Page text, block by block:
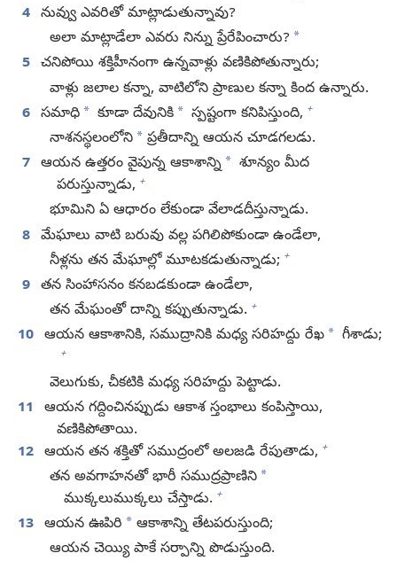
4 నువ్వు ఎవరితో మాట్లాడుతున్నావు?
అలా మాట్లాడేలా ఎవరు నిన్ను ప్రేరేపించారు? *
5 చనిపోయి శక్తిహీనంగా ఉన్నవాళ్లు వణికిపోతున్నారు;
వాళ్లు జలాల కన్నా, వాటిలోని ప్రాణుల కన్నా కింద ఉన్నారు.
6 సమాధి * కూడా దేవునికి * స్పష్టంగా కనిపిస్తుంది, +
నాశనస్థలంలోని * ప్రతీదాన్ని ఆయన చూడగలడు.
7 ఆయన ఉత్తరం వైపున్న ఆకాశాన్ని * శూన్యం మీద
పరుస్తున్నాడు, +
భూమిని ఏ ఆధారం లేకుండా వేలాడదీస్తున్నాడు.
8 మేఘాలు వాటి బరువు వల్ల పగిలిపోకుండా ఉండేలా,
నీళ్లను తన మేఘాల్లో మూటకడుతున్నాడు; +
9 తన సింహాసనం కనబడకుండా ఉండేలా,
తన మేఘంతో దాన్ని కప్పుతున్నాడు. +
10 ఆయన ఆకాశానికి, సముద్రానికి మధ్య సరిహద్దు రేఖ * గీశాడు;
+
వెలుగుకు, చీకటికి మధ్య సరిహద్దు పెట్టాడు.
11
ఆయన గద్దించినప్పుడు ఆకాశ స్తంభాలు కంపిస్తాయి,
వణికిపోతాయి.
12 ఆయన తన శక్తితో సముద్రంలో అలజడి రేపుతాడు, +
తన అవగాహనతో భారీ సముద్రప్రాణిని *
ముక్కలుముక్కలు చేస్తాడు. +
13 ఆయన ఊపిరి * ఆకాశాన్ని తేటపరుస్తుంది;
ఆయన చెయ్యి పాకే సర్పాన్ని పొడుస్తుంది.